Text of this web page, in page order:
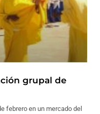
grupal de
febrero en un mercado del